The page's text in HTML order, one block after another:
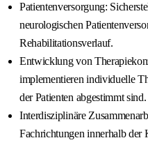
Patientenversorgung:
neurologischen
Rehabilitationsverlauf.
Entwicklung von
implementieren individuelle
der Patienten abgestimmt sind.
Interdisziplinäre
Fachrichtungen innerhalb der